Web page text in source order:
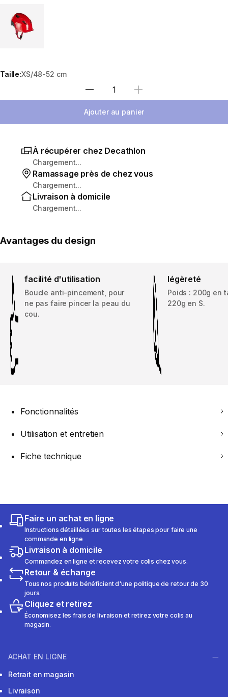
Taille:XS/48-52 cm
Sélectionnez la quantité
Ajouter au panier
À récupérer chez Decathlon
Chargement...
Ramassage près de chez vous
Chargement...
Livraison à domicile
Chargement...
Avantages du design
facilité d'utilisation
Boucle anti-pincement, pour
ne pas faire pincer la peau du
cou.
légèreté
Poids : 200g en
220g en S.
Fonctionnalités
Utilisation et entretien
Fiche technique
Faire un achat en ligne
Instructions détaillées sur toutes les étapes pour faire une
commande en ligne
Livraison à domicile
Commandez en ligne et recevez votre colis chez vous.
Retour & échange
Tous nos produits bénéficient d'une politique de retour de 30
jours.
Cliquez et retirez
Économisez les frais de livraison et retirez votre colis au
magasin.
ACHAT EN LIGNE
Retrait en magasin
Livraison